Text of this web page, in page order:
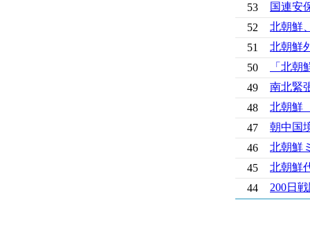
53
国連安
52
北朝鮮
51
北朝鮮
50
「北
49
南北緊
48
北朝鮮
47
朝中国
46
北朝鮮
45
北朝鮮
44
200日